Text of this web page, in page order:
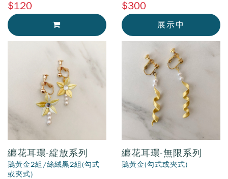
$120 $300
展示中
纏花耳環-綻放系列
鵝黃金2組/絲絨黑2組(勾式
或夾式)
纏花耳環-無限系列
鵝黃金(勾式或夾式)